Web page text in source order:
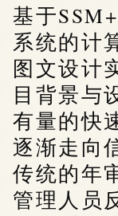
基于
系统的计
图文设计
目背景与
有量的快
逐渐走向
传统的年
管理人员